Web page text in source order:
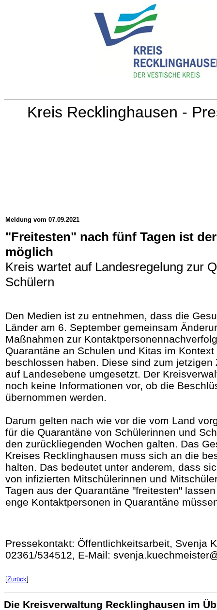
Kreis Recklinghausen -
Meldung vom 07.09.2021
"Freitesten" nach fünf Tagen ist
möglich
Kreis wartet auf Landesregelung zur
Schülern
Den Medien ist zu entnehmen, dass die
Länder am 6. September gemeinsam
Maßnahmen zur
Quarantäne an Schulen und Kitas im
beschlossen haben. Diese sind zum jetzigen
auf Landesebene umgesetzt. Der
noch keine Informationen vor, ob die
übernommen werden.
Darum gelten nach wie vor die vom Land
für die Quarantäne von Schülerinnen und
den zurückliegenden Wochen galten. Das
Kreises Recklinghausen muss sich an die
halten. Das bedeutet unter anderem, dass
von infizierten Mitschülerinnen und
Tagen aus der Quarantäne "freitesten"
enge Kontaktpersonen in Quarantäne
Pressekontakt: Öffentlichkeitsarbeit, Svenja
02361/534512, E-Mail:
[Zurück]
Die Kreisverwaltung Recklinghausen im